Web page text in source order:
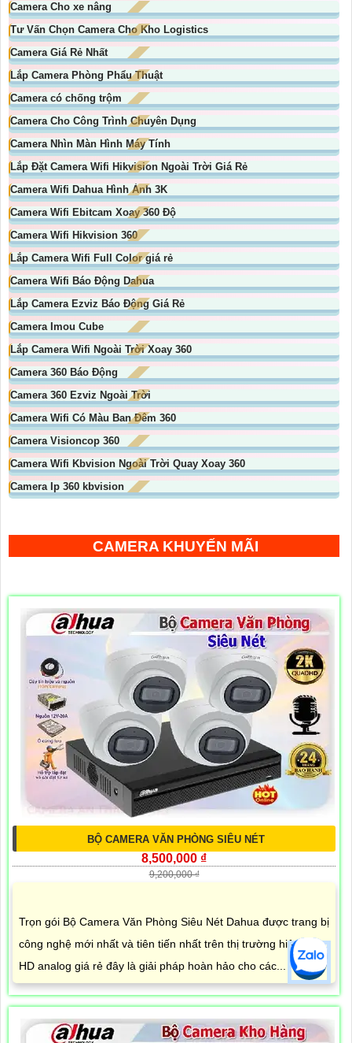
Camera Cho xe nâng
Tư Vấn Chọn Camera Cho Kho Logistics
Camera Giá Rẻ Nhất
Lắp Camera Phòng Phẩu Thuật
Camera có chống trộm
Camera Cho Công Trình Chuyên Dụng
Camera Nhìn Màn Hình Máy Tính
Lắp Đặt Camera Wifi Hikvision Ngoài Trời Giá Rẻ
Camera Wifi Dahua Hình Ảnh 3K
Camera Wifi Ebitcam Xoay 360 Độ
Camera Wifi Hikvision 360
Lắp Camera Wifi Full Color giá rẻ
Camera Wifi Báo Động Dahua
Lắp Camera Ezviz Báo Động Giá Rẻ
Camera Imou Cube
Lắp Camera Wifi Ngoài Trời Xoay 360
Camera 360 Báo Động
Camera 360 Ezviz Ngoài Trời
Camera Wifi Có Màu Ban Đêm 360
Camera Visioncop 360
Camera Wifi Kbvision Ngoài Trời Quay Xoay 360
Camera Ip 360 kbvision
CAMERA KHUYẾN MÃI
BỘ CAMERA VĂN PHÒNG SIÊU NÉT
8,500,000 ₫
9,200,000 ₫
Trọn gói Bộ Camera Văn Phòng Siêu Nét Dahua được trang bị
công nghệ mới nhất và tiên tiến nhất trên thị trường hiện nay.
HD analog giá rẻ đây là giải pháp hoàn hảo cho các...